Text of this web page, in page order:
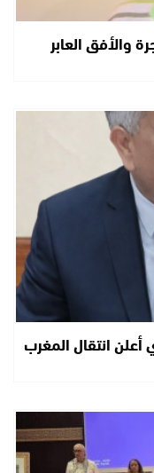
والأفق العابر
انتقال المغرب